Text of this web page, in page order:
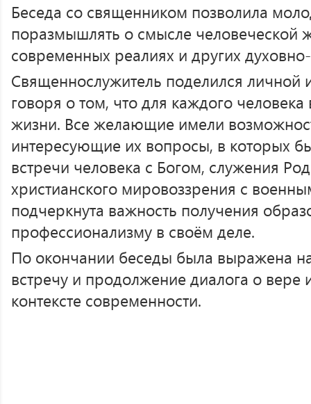
Беседа со священником позволила
поразмышлять о смысле человеческой
современных реалиях и других
Священнослужитель поделился личной
говоря о том, что для каждого
жизни. Все желающие имели
интересующие их вопросы, в которых
встречи человека с Богом, служения
христианского мировоззрения с
подчеркнута важность получения
профессионализму в своём деле.
По окончании беседы была выражена
встречу и продолжение диалога о вере
контексте современности.